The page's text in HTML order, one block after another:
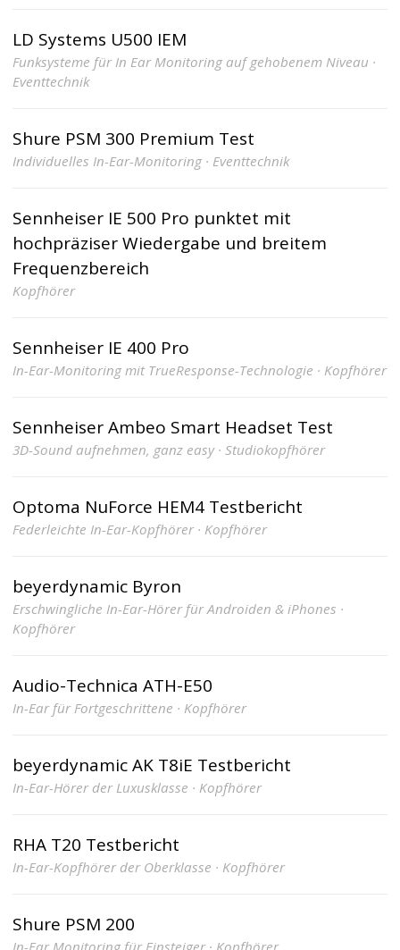
LD Systems U500 IEM
Funksysteme für In Ear Monitoring auf gehobenem Niveau ·
Eventtechnik
Shure PSM 300 Premium Test
Individuelles In-Ear-Monitoring · Eventtechnik
Sennheiser IE 500 Pro punktet mit
hochpräziser Wiedergabe und breitem
Frequenzbereich
Kopfhörer
Sennheiser IE 400 Pro
In-Ear-Monitoring mit TrueResponse-Technologie · Kopfhörer
Sennheiser Ambeo Smart Headset Test
3D-Sound aufnehmen, ganz easy · Studiokopfhörer
Optoma NuForce HEM4 Testbericht
Federleichte In-Ear-Kopfhörer · Kopfhörer
beyerdynamic Byron
Erschwingliche In-Ear-Hörer für Androiden & iPhones ·
Kopfhörer
Audio-Technica ATH-E50
In-Ear für Fortgeschrittene · Kopfhörer
beyerdynamic AK T8iE Testbericht
In-Ear-Hörer der Luxusklasse · Kopfhörer
RHA T20 Testbericht
In-Ear-Kopfhörer der Oberklasse · Kopfhörer
Shure PSM 200
In-Ear Monitoring für Einsteiger · Kopfhörer